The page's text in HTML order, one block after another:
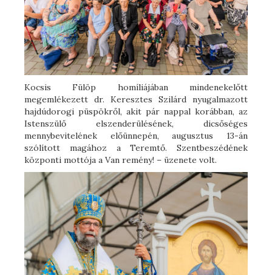
Kocsis Fülöp homíliájában mindenekelőtt
megemlékezett dr. Keresztes Szilárd nyugalmazott
hajdúdorogi püspökről, akit pár nappal korábban, az
Istenszülő elszenderülésének, dicsőséges
mennybevitelének előünnepén, augusztus 13-án
szólított magához a Teremtő. Szentbeszédének
központi mottója a Van remény! – üzenete volt.